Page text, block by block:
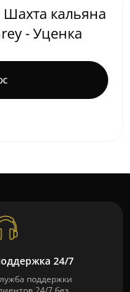
кальяна
- Уценка
24/7
поддержки